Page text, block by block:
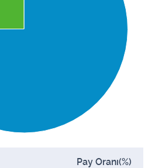
Pay Oranı(%)